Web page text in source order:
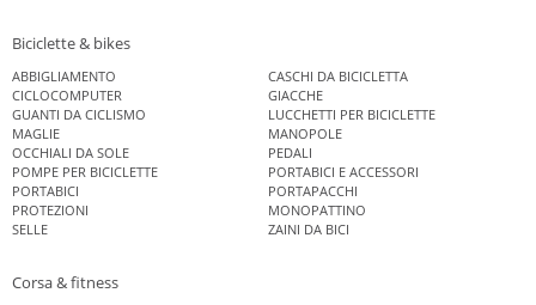
Biciclette & bikes
ABBIGLIAMENTO
CASCHI DA BICICLETTA
CICLOCOMPUTER
GIACCHE
GUANTI DA CICLISMO
LUCCHETTI PER BICICLETTE
MAGLIE
MANOPOLE
OCCHIALI DA SOLE
PEDALI
POMPE PER BICICLETTE
PORTABICI E ACCESSORI
PORTABICI
PORTAPACCHI
PROTEZIONI
MONOPATTINO
SELLE
ZAINI DA BICI
Corsa & fitness